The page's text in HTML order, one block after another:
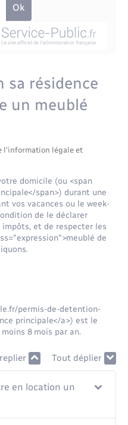
l’école
de l’espace
- Emploi
COMMUNE
sa résidence
un meublé
l'information légale et
domicile (ou <span
span>) durant une
vos vacances ou le week-
de le déclarer
et de respecter les
de
permis-de-detention-
principale</a>) est le
8 mois par an.
Tout déplier
en location un